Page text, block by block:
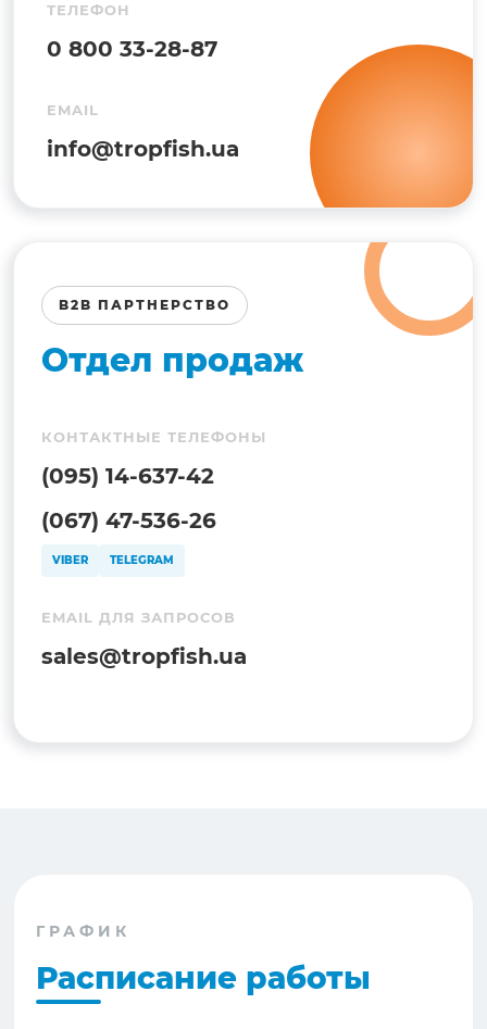
ТЕЛЕФОН
0 800 33-28-87
EMAIL
info@tropfish.ua
B2B ПАРТНЕРСТВО
Отдел продаж
КОНТАКТНЫЕ ТЕЛЕФОНЫ
(095) 14-637-42
(067) 47-536-26
VIBER TELEGRAM
EMAIL ДЛЯ ЗАПРОСОВ
sales@tropfish.ua
ГРАФИК
Расписание работы